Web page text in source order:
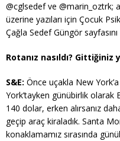
@cglsedef ve @marin_oztrk;
üzerine yazıları için Çocuk
Çağla Sedef Güngör
Rotanız nasıldı? Gittiğiniz
S&E: Önce uçakla New
York’tayken günübirlik
140 dolar, erken alırsanız
geçip araç kiraladık. Santa
konaklamamız sırasında